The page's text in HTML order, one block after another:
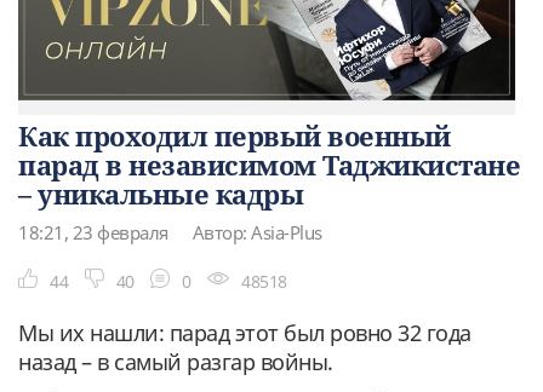
Как проходил первый военный
парад в независимом Таджикистане
– уникальные кадры
18:21, 23 февраля Автор: Asia-Plus
44 40 0 48518
Мы их нашли: парад этот был ровно 32 года
назад – в самый разгар войны.